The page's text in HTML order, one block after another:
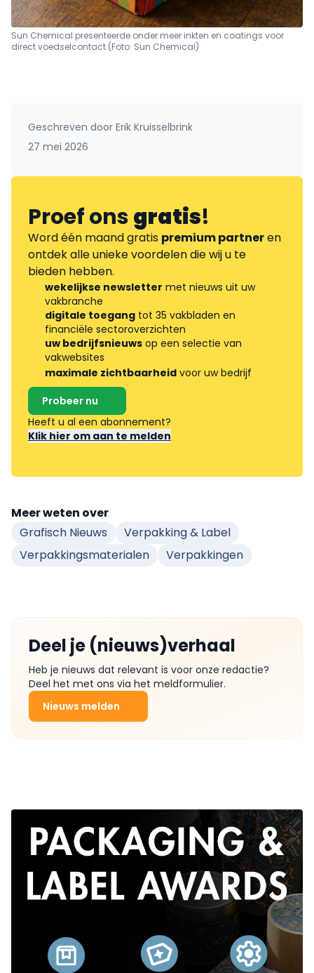
Sun Chemical presenteerde onder meer inkten en coatings voor
direct voedselcontact (Foto: Sun Chemical)
Geschreven door Erik Kruisselbrink
27 mei 2026
Proef onsgratis!
Word één maand gratis premium partneren
ontdek alle unieke voordelen die wij u te
bieden hebben.
wekelijkse newsletter met nieuws uit uw
vakbranche
digitale toegang tot 35 vakbladen en
financiële sectoroverzichten
uw bedrijfsnieuws op een selectie van
vakwebsites
maximale zichtbaarheid voor uw bedrijf
Probeer nu
Heeft u al een abonnement?
Klik hier om aan te melden
Meer weten over
Grafisch Nieuws
Verpakking & Label
Verpakkingsmaterialen
Verpakkingen
Deel je (nieuws)verhaal
Heb je nieuws dat relevant is voor onze redactie?
Deel het met ons via het meldformulier.
Nieuws melden